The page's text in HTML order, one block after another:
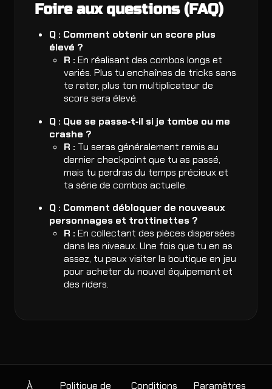
Foire aux questions (FAQ)
Q : Comment obtenir un score plus
élevé ?
R : En réalisant des combos longs et
variés. Plus tu enchaînes de tricks sans
te rater, plus ton multiplicateur de
score sera élevé.
Q : Que se passe‑t‑il si je tombe ou me
crashe ?
R : Tu seras généralement remis au
dernier checkpoint que tu as passé,
mais tu perdras du temps précieux et
ta série de combos actuelle.
Q : Comment débloquer de nouveaux
personnages et trottinettes ?
R : En collectant des pièces dispersées
dans les niveaux. Une fois que tu en as
assez, tu peux visiter la boutique en jeu
pour acheter du nouvel équipement et
des riders.
À Politique de Conditions Paramètres